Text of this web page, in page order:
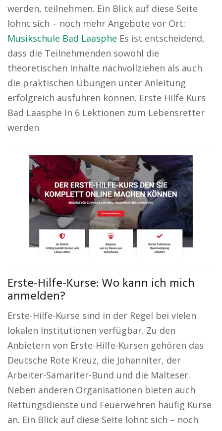
werden, teilnehmen. Ein Blick auf diese Seite
lohnt sich – noch mehr Angebote vor Ort:
Musikschule Bad Laasphe Es ist entscheidend,
dass die Teilnehmenden sowohl die
theoretischen Inhalte nachvollziehen als auch
die praktischen Übungen unter Anleitung
erfolgreich ausführen können. Erste Hilfe Kurs
Bad Laasphe In 6 Lektionen zum Lebensretter
werden
Erste-Hilfe-Kurse: Wo kann ich mich
anmelden?
Erste-Hilfe-Kurse sind in der Regel bei vielen
lokalen Institutionen verfügbar. Zu den
Anbietern von Erste-Hilfe-Kursen gehören das
Deutsche Rote Kreuz, die Johanniter, der
Arbeiter-Samariter-Bund und die Malteser.
Neben anderen Organisationen bieten auch
Rettungsdienste und Feuerwehren häufig Kurse
an. Ein Blick auf diese Seite lohnt sich – noch